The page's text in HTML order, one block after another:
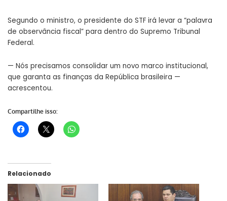
Segundo o ministro, o presidente do STF irá levar a “palavra
de observância fiscal” para dentro do Supremo Tribunal
Federal.
— Nós precisamos consolidar um novo marco institucional,
que garanta as finanças da República brasileira —
acrescentou.
Compartilhe isso:
Relacionado